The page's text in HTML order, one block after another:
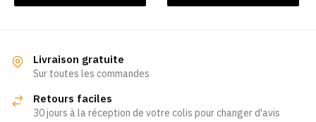
a
être
Livraison gratuite
Sur toutes les commandes
Retours faciles
30 jours à la réception de votre colis pour changer d'avis